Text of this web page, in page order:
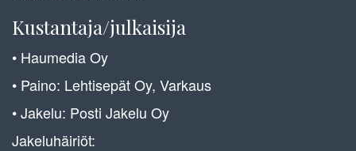
Kustantaja/julkaisija
• Haumedia Oy
• Paino: Lehtisepät Oy, Varkaus
• Jakelu: Posti Jakelu Oy
Jakeluhäiriöt: